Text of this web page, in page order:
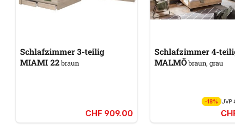
Schlafzimmer 3-teilig
MIAMI 22braun
CHF 909.00
Schlafzimmer 4-
MALMÖbraun, grau
-18% UVP